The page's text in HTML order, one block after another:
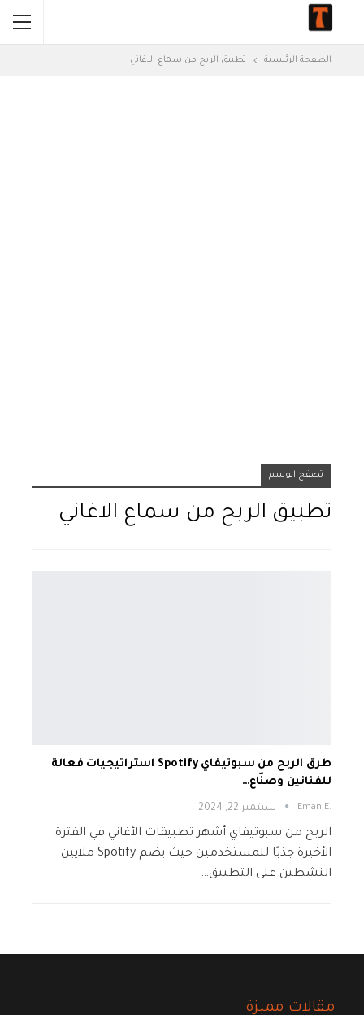
الصفحة الرئيسية تطبيق الربح من سماع الاغاني
تصفح الوسم
تطبيق الربح من سماع الاغاني
طرق الربح من سبوتيفاي Spotify استراتيجيات فعالة
للفنانين وصنّاع…
.Eman E سبتمبر 22, 2024
الربح من سبوتيفاي أشهر تطبيقات الأغاني في الفترة
الأخيرة جذبًا للمستخدمين حيث يضم Spotify ملايين
النشطين على التطبيق…
مقالات مميزة